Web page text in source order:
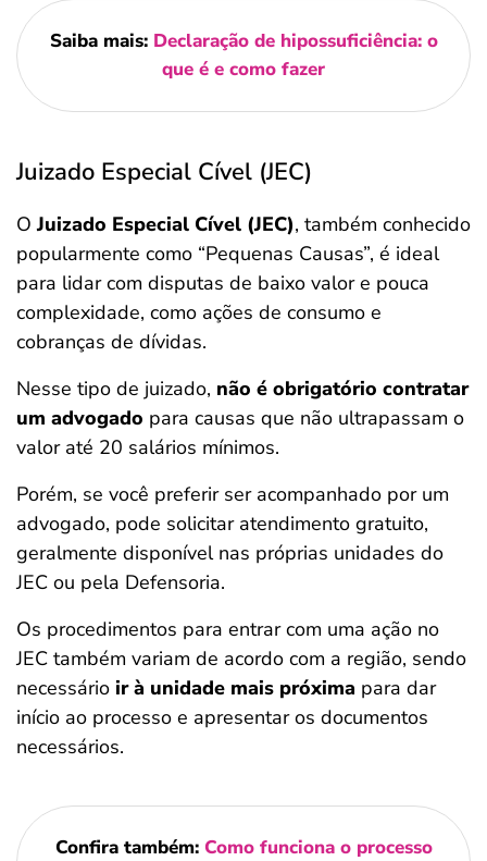
Saiba mais: Declaração de hipossuficiência: o
que é e como fazer
Juizado Especial Cível (JEC)
OJuizado Especial Cível (JEC), também conhecido
popularmente como “Pequenas Causas”, é ideal
para lidar com disputas de baixo valor e pouca
complexidade, como ações de consumo e
cobranças de dívidas.
Nesse tipo de juizado, não é obrigatório contratar
um advogado para causas que não ultrapassam o
valor até 20 salários mínimos​.
Porém, se você preferir ser acompanhado por um
advogado, pode solicitar atendimento gratuito,
geralmente disponível nas próprias unidades do
JEC ou pela Defensoria​.
Os procedimentos para entrar com uma ação no
JEC também variam de acordo com a região, sendo
necessário ir à unidade mais próxima para dar
início ao processo e apresentar os documentos
necessários.
Confira também: Como funciona o processo